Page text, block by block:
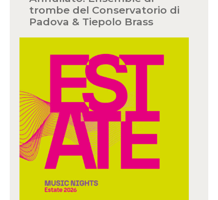
trombe del Conservatorio di
Padova & Tiepolo Brass